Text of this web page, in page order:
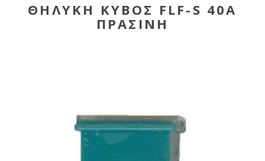
ΘΗΛΥΚΗ ΚΥΒΟΣ FLF-S 40Α
ΠΡΑΣΙΝΗ